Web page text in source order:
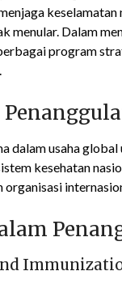
menular. Dalam
program
usaha global
kesehatan